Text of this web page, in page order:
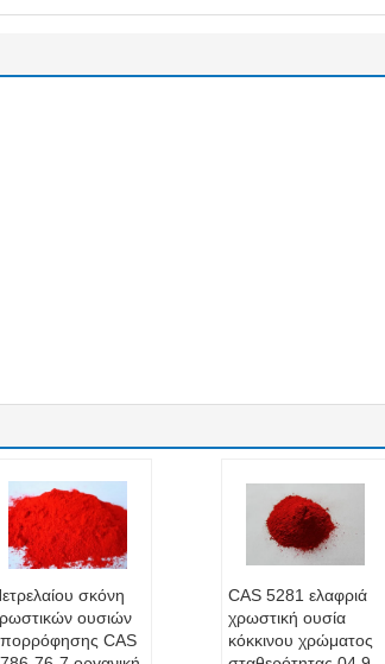
σκόνη
ουσιών
CAS
CAS 5281 ελαφριά
χρωστική ουσία
κόκκινου χρώματος